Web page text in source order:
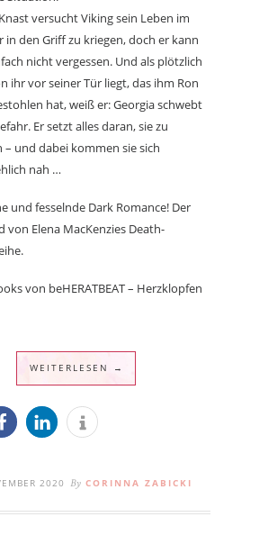
versucht Viking sein Leben im
in den Griff zu kriegen, doch er kann
nicht vergessen. Und als plötzlich
ihr vor seiner Tür liegt, das ihm Ron
hat, weiß er: Georgia schwebt
Er setzt alles daran, sie zu
– und dabei kommen sie sich
nah …
und fesselnde Dark Romance! Der
von Elena MacKenzies Death-
von beHERATBEAT – Herzklopfen
WEITERLESEN →
2020 By CORINNA ZABICKI